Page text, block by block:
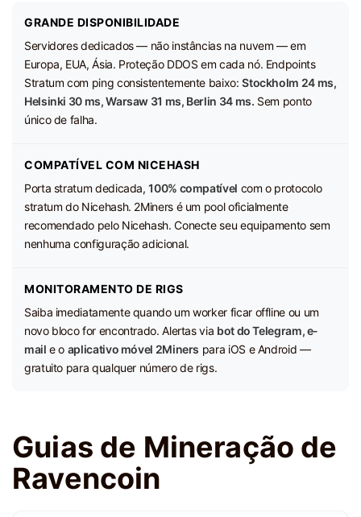
GRANDE DISPONIBILIDADE
Servidores dedicados — não instâncias na nuvem — em
Europa, EUA, Ásia. Proteção DDOS em cada nó. Endpoints
Stratum com ping consistentemente baixo:Stockholm 24 ms,
Helsinki 30 ms, Warsaw 31 ms, Berlin 34 ms. Sem ponto
único de falha.
COMPATÍVEL COM NICEHASH
Porta stratum dedicada,100% compatível com o protocolo
stratum do Nicehash. 2Miners é um pool oficialmente
recomendado pelo Nicehash. Conecte seu equipamento sem
nenhuma configuração adicional.
MONITORAMENTO DE RIGS
Saiba imediatamente quando um worker ficar offline ou um
novo bloco for encontrado. Alertas via bot do Telegram, e-
mail e o aplicativo móvel 2Miners para iOS e Android —
gratuito para qualquer número de rigs.
Guias de Mineração de
Ravencoin